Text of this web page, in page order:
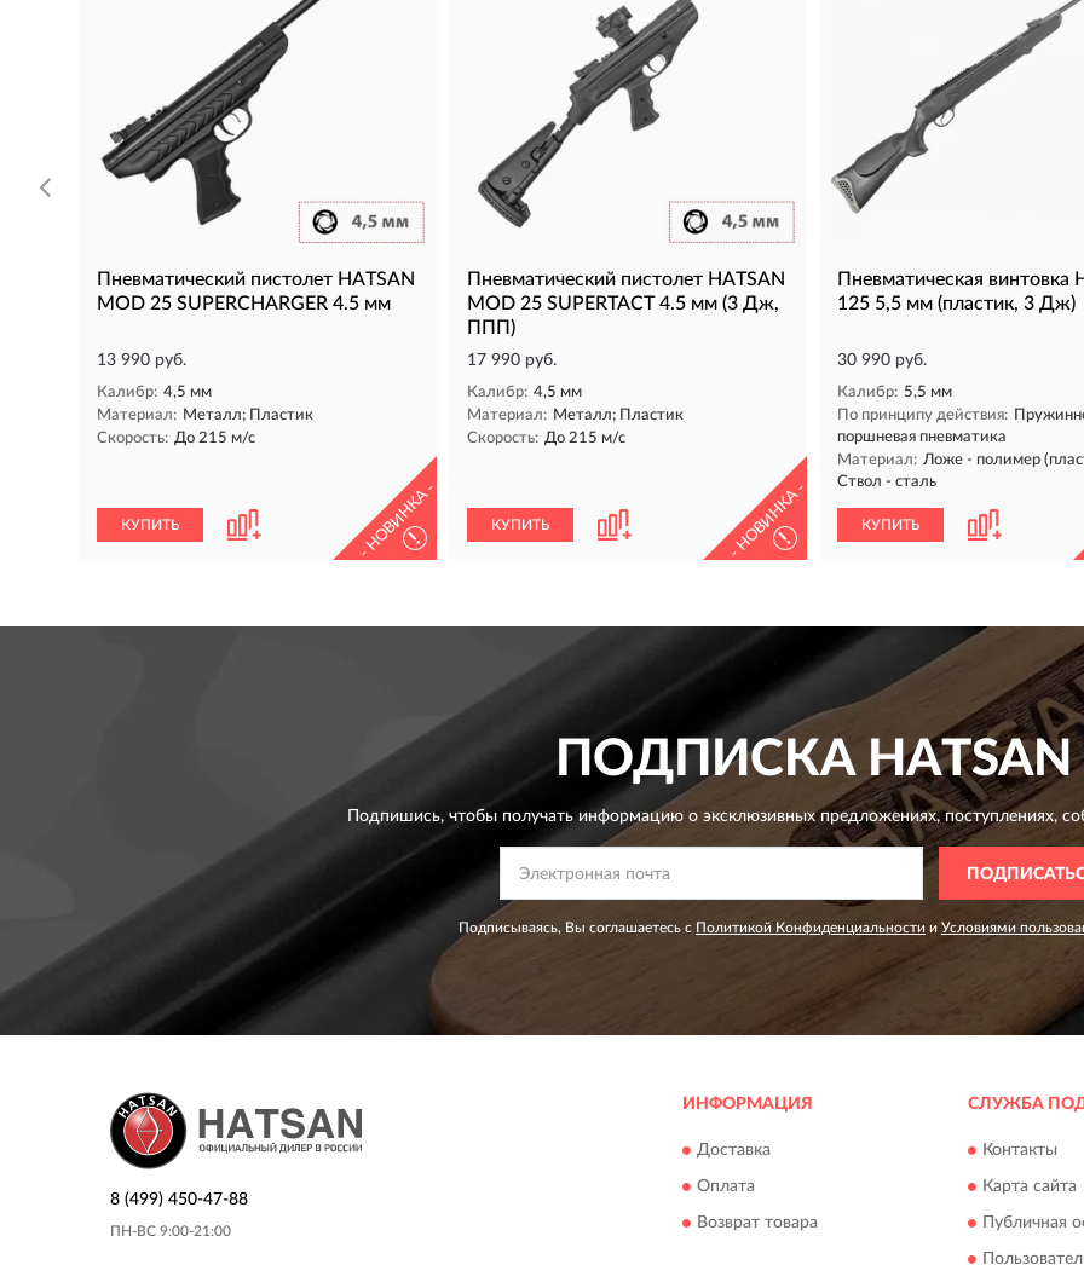
Пневматический пистолет HATSAN
MOD 25 SUPERCHARGER 4.5 мм
13 990 руб.
Калибр: 4,5 мм
Материал: Металл; Пластик
Скорость: До 215 м/с
КУПИТЬ - НОВИНКА -
!
Пневматический пистолет HATSAN
MOD 25 SUPERTACT 4.5 мм (3 Дж,
ППП)
17 990 руб.
Калибр: 4,5 мм
Материал: Металл; Пластик
Скорость: До 215 м/с
КУПИТЬ - НОВИНКА -
!
Пневматическая винтовка
125 5,5 мм (пластик, 3 Дж)
30 990 руб.
Калибр: 5,5 мм
По принципу действия:
поршневая пневматика
Материал: Ложе - полимер
Ствол - сталь
КУПИТЬ
ПОДПИСКАHATSAN
Подпишись, чтобы получать информацию о эксклюзивных предложениях,поступлениях,
Подписываясь, Вы соглашаетесь с Политикой Конфиденциальности и Условиями
8 (499) 450-47-88
ПН-ВС 9:00-21:00
ИНФОРМАЦИЯ
Доставка
Оплата
Возврат товара
СЛУЖБА
Контакты
Карта сайта
Публичная